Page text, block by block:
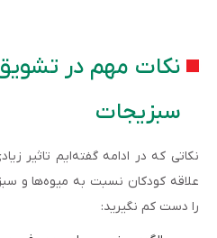
نکات مهم در
سبزیجات
نکاتی که در ادامه گفته‌ایم تاثیر
علاقه کودکان نسبت به میوه‌ها و
را دست کم نگیرید: